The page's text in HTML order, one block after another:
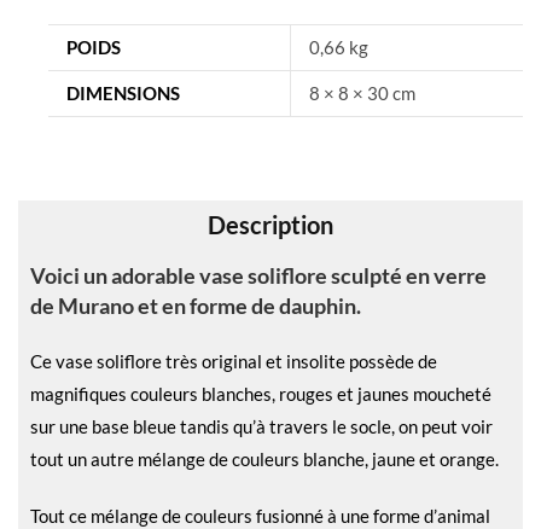
a
:
POIDS 0,66 kg
DIMENSIONS 8 × 8 × 30 cm
Description
Voici un adorable vase soliflore sculpté en verre
de Murano et en forme de dauphin.
Ce vase soliflore très original et insolite possède de
magnifiques couleurs blanches, rouges et jaunes moucheté
sur une base bleue tandis qu’à travers le socle, on peut voir
tout un autre mélange de couleurs blanche, jaune et orange.
Tout ce mélange de couleurs fusionné à une forme d’animal